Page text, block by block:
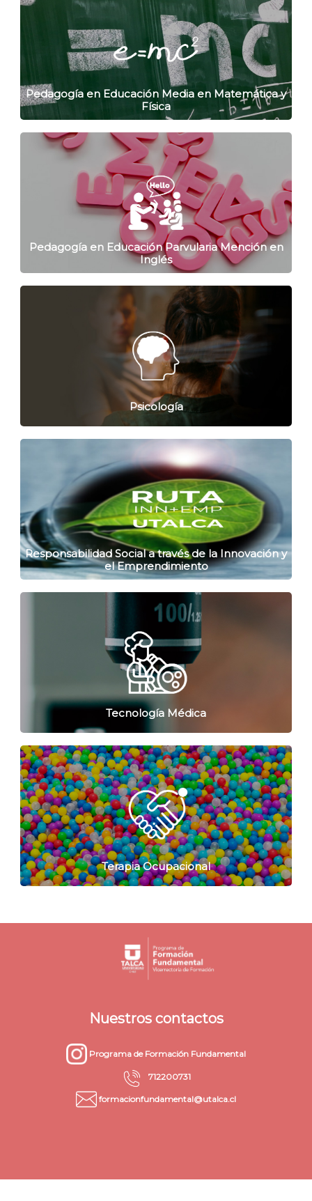
Pedagogía en Educación Media en Matemática y
Física
Pedagogía en Educación Parvularia Mención en
Inglés
Psicología
Responsabilidad Social a través de la Innovación y
el Emprendimiento
Tecnología Médica
Terapia Ocupacional
Nuestros contactos
Programa de Formación Fundamental
712200731
formacionfundamental@utalca.cl